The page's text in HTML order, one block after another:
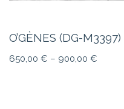
O’GÈNES (DG-M3397)
650,00 € – 900,00 €